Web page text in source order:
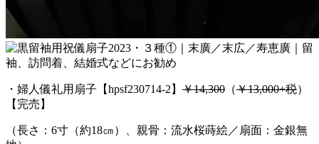
・婦人儀礼用扇子【hpsf230714-2】 ￥14,300 （￥13,000+税）
【完売】
（長さ：6寸（約18㎝）、親骨：流水桜蒔絵／扇面：金銀無